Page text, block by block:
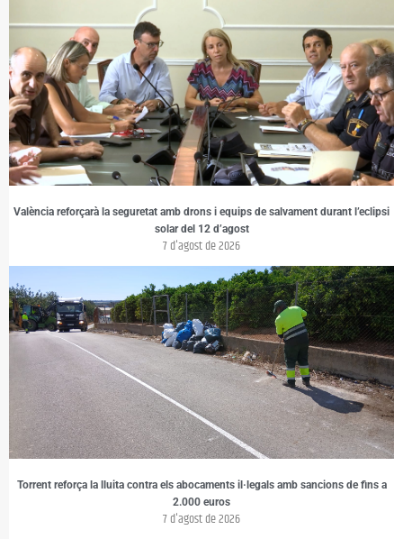
València reforçarà la seguretat amb drons i equips de salvament durant l’eclipsi
solar del 12 d’agost
7 d'agost de 2026
Torrent reforça la lluita contra els abocaments il·legals amb sancions de fins a
2.000 euros
7 d'agost de 2026